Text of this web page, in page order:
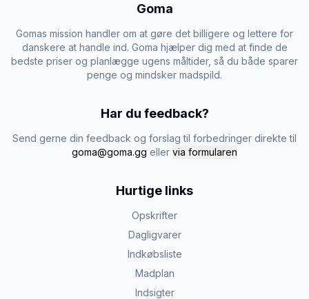
Goma
Gomas mission handler om at gøre det billigere og lettere for
danskere at handle ind. Goma hjælper dig med at finde de
bedste priser og planlægge ugens måltider, så du både sparer
penge og mindsker madspild.
Har du feedback?
Send gerne din feedback og forslag til forbedringer direkte til
goma@goma.gg eller via formularen
Hurtige links
Opskrifter
Dagligvarer
Indkøbsliste
Madplan
Indsigter